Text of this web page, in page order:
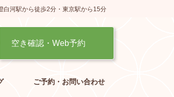
白河駅から徒歩2分・東京駅から15分
空き確認・Web予約
ご予約・お問い合わせ